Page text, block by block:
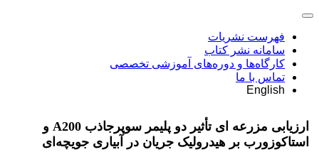
فهرست نشریات
سامانه نشر کتاب
کارگاه‌ها و دوره‌های آموزشی تخصصی
تماس با ما
English
ارزیابی مزرعه ای تأثیر دو پلیمر سوپرجاذب A200 و
استاکوزورب بر هیدرولیک جریان در آبیاری جویچه‌ای